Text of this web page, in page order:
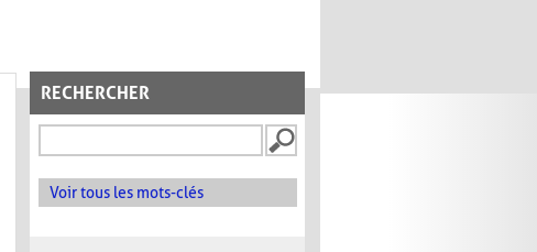
RECHERCHER
Voir tous les mots-clés